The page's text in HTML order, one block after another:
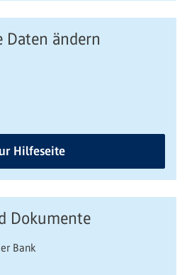
Daten ändern
Hilfeseite
Dokumente
Bank